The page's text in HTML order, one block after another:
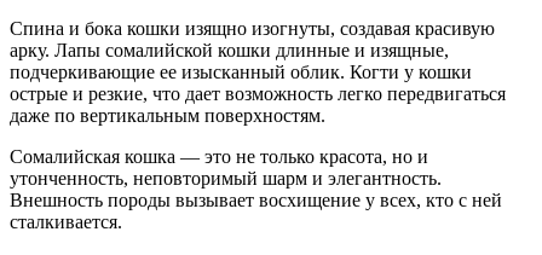
Спина и бока кошки изящно изогнуты, создавая красивую
арку. Лапы сомалийской кошки длинные и изящные,
подчеркивающие ее изысканный облик. Когти у кошки
острые и резкие, что дает возможность легко передвигаться
даже по вертикальным поверхностям.
Сомалийская кошка — это не только красота, но и
утонченность, неповторимый шарм и элегантность.
Внешность породы вызывает восхищение у всех, кто с ней
сталкивается.